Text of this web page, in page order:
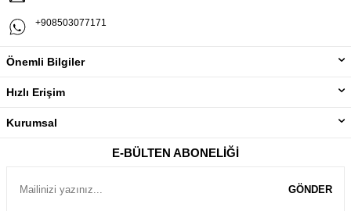
+908503077171
Önemli Bilgiler
Hızlı Erişim
Kurumsal
E-BÜLTEN ABONELIĞI
GÖNDER